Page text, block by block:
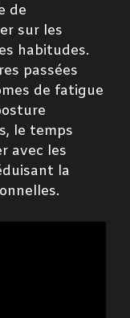
de
sur les
habitudes.
passées
de fatigue
le temps
avec les
la